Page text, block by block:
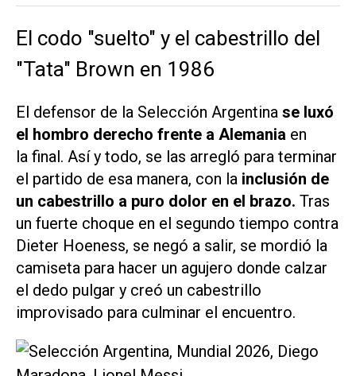
El codo "suelto" y el cabestrillo del
"Tata" Brown en 1986
El defensor de la Selección Argentina se luxó
el hombro derecho frente a Alemania en
la final. Así y todo, se las arregló para terminar
el partido de esa manera, con la inclusión de
un cabestrillo a puro dolor en el brazo. Tras
un fuerte choque en el segundo tiempo contra
Dieter Hoeness, se negó a salir, se mordió la
camiseta para hacer un agujero donde calzar
el dedo pulgar y creó un cabestrillo
improvisado para culminar el encuentro.